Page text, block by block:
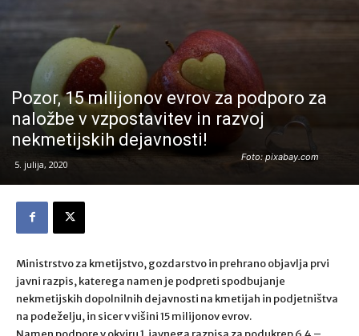
Foto: pixabay.com
Pozor, 15 milijonov evrov za podporo za
naložbe v vzpostavitev in razvoj
nekmetijskih dejavnosti!
5. julija, 2020
Ministrstvo za kmetijstvo, gozdarstvo in prehrano objavlja prvi
javni razpis, katerega namen je podpreti spodbujanje
nekmetijskih dopolnilnih dejavnosti na kmetijah in podjetništva
na podeželju, in sicer v višini 15 milijonov evrov.